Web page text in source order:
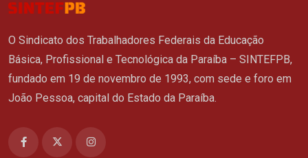
O Sindicato dos Trabalhadores Federais da Educação
Básica, Profissional e Tecnológica da Paraíba – SINTEFPB,
fundado em 19 de novembro de 1993, com sede e foro em
João Pessoa, capital do Estado da Paraíba.